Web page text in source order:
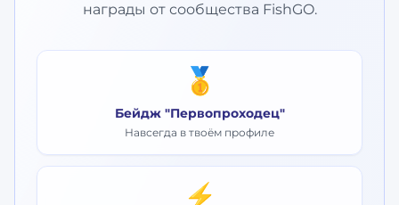
награды от сообщества FishGO.
🥇
Бейдж "Первопроходец"
Навсегда в твоём профиле
⚡